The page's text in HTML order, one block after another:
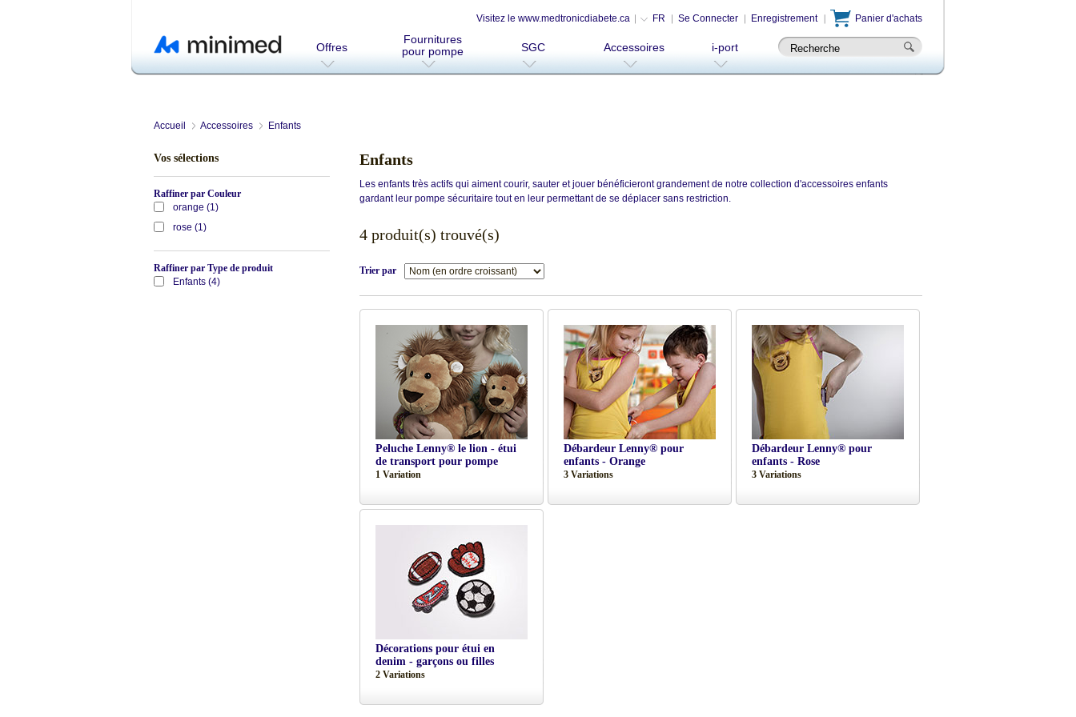
Visitez le www.medtronicdiabete.ca FR Se Connecter Enregistrement Panier d'achats
Offres
Fournitures
pour pompe
SGC Accessoires i-port
Accueil Accessoires Enfants
Vos sélections
Raffiner par Couleur
orange (1)
rose (1)
Raffiner par Type de produit
Enfants (4)
Enfants
Les enfants très actifs qui aiment courir, sauter et jouer bénéficieront grandement de notre collection d'accessoires enfants
gardant leur pompe sécuritaire tout en leur permettant de se déplacer sans restriction.
4 produit(s) trouvé(s)
Trier par
Peluche Lenny® le lion - étui
de transport pour pompe
1 Variation
Débardeur Lenny® pour
enfants - Orange
3 Variations
Débardeur Lenny® pour
enfants - Rose
3 Variations
Décorations pour étui en
denim - garçons ou filles
2 Variations